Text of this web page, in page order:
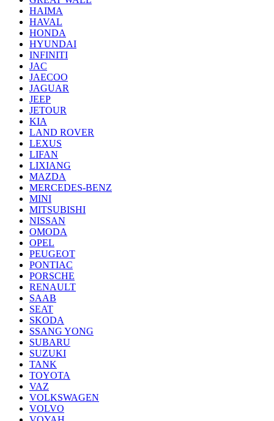
HAIMA
HAVAL
HONDA
HYUNDAI
INFINITI
JAC
JAECOO
JAGUAR
JEEP
JETOUR
KIA
LAND ROVER
LEXUS
LIFAN
LIXIANG
MAZDA
MERCEDES-BENZ
MINI
MITSUBISHI
NISSAN
OMODA
OPEL
PEUGEOT
PONTIAC
PORSCHE
RENAULT
SAAB
SEAT
SKODA
SSANG YONG
SUBARU
SUZUKI
TANK
TOYOTA
VAZ
VOLKSWAGEN
VOLVO